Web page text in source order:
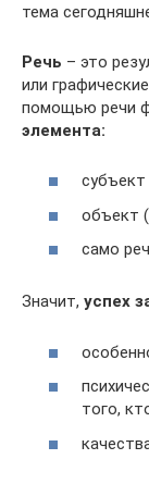
тема
Речь – это
или
помощью речи
элемента:
субъект
объект
само
Значит, успех
того,